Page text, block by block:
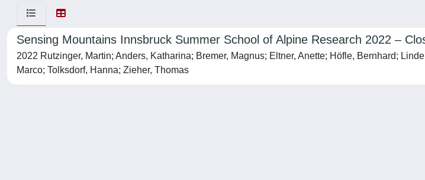
Sensing Mountains Innsbruck Summer School of Alpine Research 2022 –
2022 Rutzinger, Martin; Anders, Katharina; Bremer, Magnus; Eltner, Anette; Höfle, Bernhard;
Marco; Tolksdorf, Hanna; Zieher, Thomas